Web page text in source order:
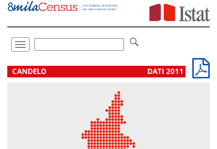
Vai
direttamente
Toggle
navigation
.
CANDELO DATI 2011